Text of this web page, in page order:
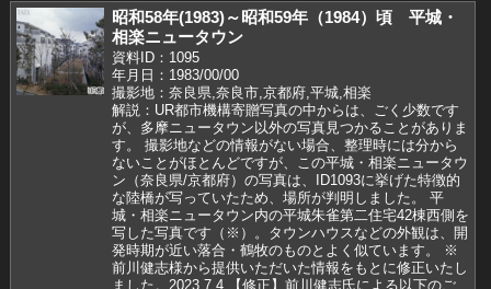
昭和58年(1983)～昭和59年（1984）頃 平城・
相楽ニュータウン
資料ID：1095
年月日：1983/00/00
撮影地：奈良県,奈良市,京都府,平城,相楽
解説：UR都市機構寄贈写真の中からは、ごく少数です
が、多摩ニュータウン以外の写真見つかることがありま
す。 撮影地などの情報がない場合、整理時には分から
ないことがほとんどですが、この平城・相楽ニュータウ
ン（奈良県/京都府）の写真は、ID1093に挙げた特徴的
な陸橋が写っていたため、場所が判明しました。 平
城・相楽ニュータウン内の平城朱雀第二住宅42棟西側を
写した写真です（※）。タウンハウスなどの外観は、開
発時期が近い落合・鶴牧のものとよく似ています。 ※
前川健志様から提供いただいた情報をもとに修正いたし
ました。2023.7.4 【修正】前川健志氏による以下のご